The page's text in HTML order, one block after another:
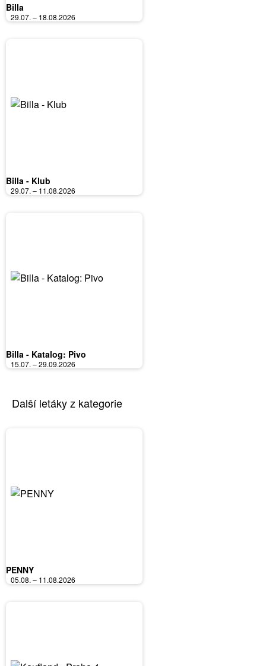
Billa
29.07. – 18.08.2026
Billa - Klub
29.07. – 11.08.2026
Billa - Katalog: Pivo
15.07. – 29.09.2026
Další letáky z kategorie
PENNY
05.08. – 11.08.2026